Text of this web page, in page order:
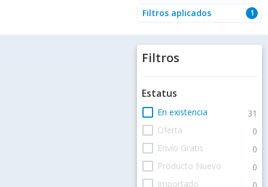
1
Filtros aplicados
Filtros
Estatus
check_box_outline_blank En existencia 31
check_box_outline_blank Oferta 0
check_box_outline_blank Envío Gratis 0
check_box_outline_blank Producto Nuevo 0
check_box_outline_blank Importado